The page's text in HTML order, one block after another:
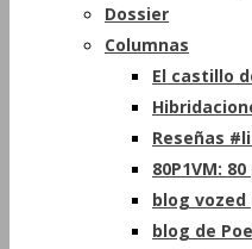
Dossier
Columnas
El castillo
Reseñas
80P1VM:
blog vozed
blog de